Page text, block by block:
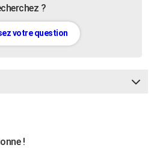
?
votre question
!